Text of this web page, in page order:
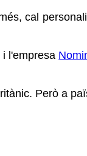
cal
i l'empresa
Però a